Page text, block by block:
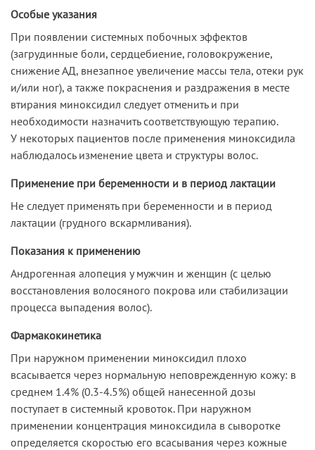
Особые указания
При появлении системных побочных эффектов
(загрудинные боли, сердцебиение, головокружение,
снижение АД, внезапное увеличение массы тела, отеки рук
и/или ног), а также покраснения и раздражения в месте
втирания миноксидил следует отменить и при
необходимости назначить соответствующую терапию.
У некоторых пациентов после применения миноксидила
наблюдалось изменение цвета и структуры волос.
Применение при беременности и в период лактации
Не следует применять при беременности и в период
лактации (грудного вскармливания).
Показания к применению
Андрогенная алопеция у мужчин и женщин (с целью
восстановления волосяного покрова или стабилизации
процесса выпадения волос).
Фармакокинетика
При наружном применении миноксидил плохо
всасывается через нормальную неповрежденную кожу: в
среднем 1.4% (0.3-4.5%) общей нанесенной дозы
поступает в системный кровоток. При наружном
применении концентрация миноксидила в сыворотке
определяется скоростью его всасывания через кожные